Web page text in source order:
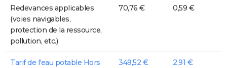
Redevances applicables
(voies navigables,
protection de la ressource,
pollution, etc.)
70,76 € 0,59 €
Tarif de l'eau potable Hors
349,52 € 2,91 €